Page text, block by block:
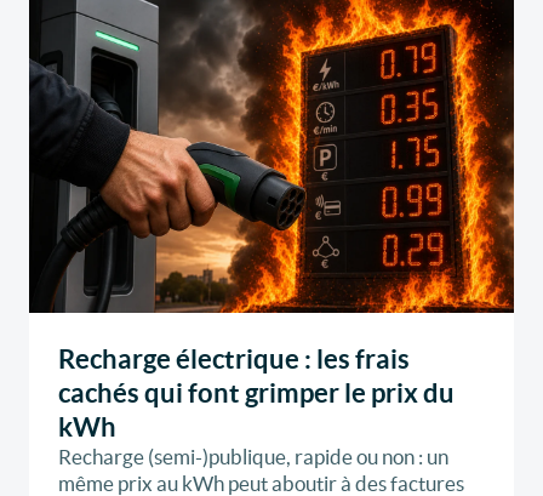
Recharge électrique : les frais
cachés qui font grimper le prix du
kWh
Recharge (semi-)publique, rapide ou non : un
même prix au kWh peut aboutir à des factures